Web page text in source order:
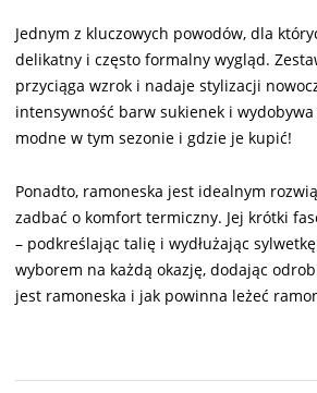
Jednym z kluczowych powodów, dla
delikatny i często formalny wygląd.
przyciąga wzrok i nadaje stylizacji
intensywność barw sukienek i
modne w tym sezonie i gdzie je kupić!
Ponadto, ramoneska jest idealnym
zadbać o komfort termiczny. Jej krótki
– podkreślając talię i wydłużając
wyborem na każdą okazję, dodając
jest ramoneska i jak powinna leżeć